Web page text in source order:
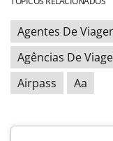
Agentes De
Agências De
Airpass
Aa